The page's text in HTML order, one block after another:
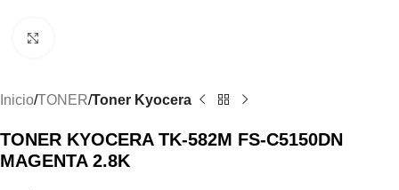
Inicio TONER Toner Kyocera
TONER KYOCERA TK-582M FS-C5150DN
MAGENTA 2.8K